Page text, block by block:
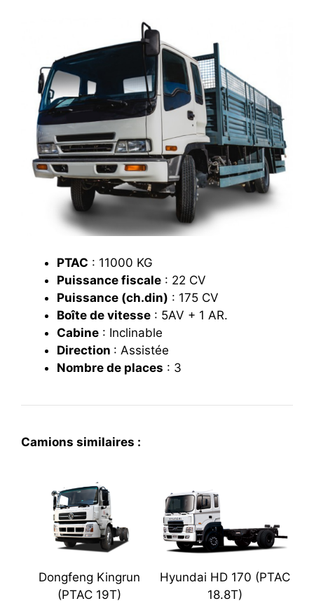
PTAC : 11000 KG
Puissance fiscale : 22 CV
Puissance (ch.din) : 175 CV
Boîte de vitesse : 5AV + 1 AR.
Cabine : Inclinable
Direction : Assistée
Nombre de places : 3
Camions similaires :
Dongfeng Kingrun
(PTAC 19T)
Hyundai HD 170 (PTAC
18.8T)